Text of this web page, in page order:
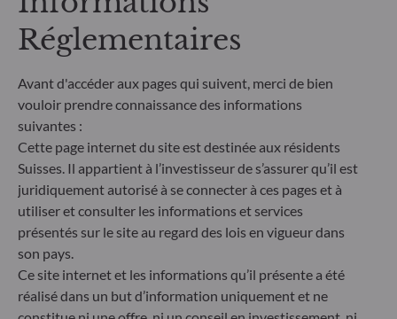
ODDO BHF Asset Management SAS*
12 boulevard de la Madeleine
75440 Paris Cedex 09
France
Réglementaires
Avant d'accéder aux pages qui suivent, merci de bien
vouloir prendre connaissance des informations
suivantes :
Cette page internet du site est destinée aux résidents
Suisses. Il appartient à l’investisseur de s’assurer qu’il est
juridiquement autorisé à se connecter à ces pages et à
utiliser et consulter les informations et services
présentés sur le site au regard des lois en vigueur dans
son pays.
Ce site internet et les informations qu’il présente a été
réalisé dans un but d’information uniquement et ne